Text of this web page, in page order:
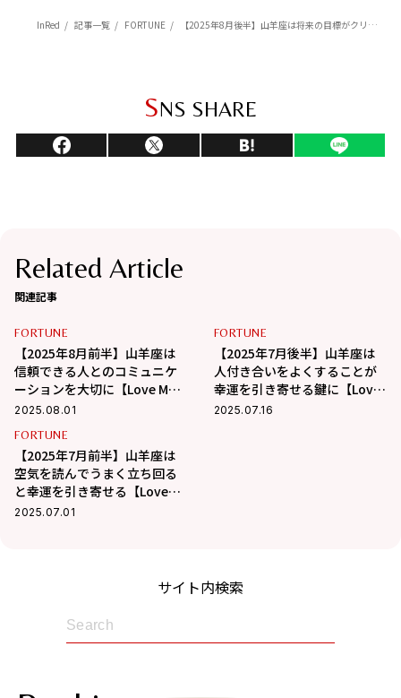
InRed 記事一覧 FORTUNE 【2025年8月後半】山羊座は将来の目標がクリアになる【Love Me Doのポジティブ星座占い】
SNS SHARE
Related Article
関連記事
FORTUNE
【2025年8月前半】山羊座は
信頼できる人とのコミュニケ
ーションを大切に【Love Me
Doのポジティブ星占い】
2025.08.01
FORTUNE
【2025年7月後半】山羊座は
人付き合いをよくすることが
幸運を引き寄せる鍵に【Love
Me Doのポジティブ星占い】
2025.07.16
FORTUNE
【2025年7月前半】山羊座は
空気を読んでうまく立ち回る
と幸運を引き寄せる【Love
Me Doのポジティブ星占い】
2025.07.01
サイト内検索